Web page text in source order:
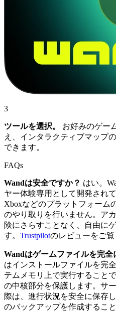
3
ツールを選択。
お好みのゲー
え、インタラクティブマップ
できます。
FAQs
Wandは安全ですか？ はい。
ヤー体験専用として開発されて
Xboxなどのプラットフォーム
のやり取りを行いません。ア
険にさらすことなく、自由に
す。 Trustpilotのレビューをご覧
Wandはゲームファイルを完全
はインストールファイルを完
テムメモリ上で実行すること
の中核部分を保護します。サ
際は、進行状況を安全に保存
のバックアップを作成するこ